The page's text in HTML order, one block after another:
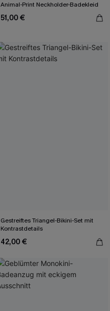
Animal-Print Neckholder-Badekleid
51,00 €
Gestreiftes Triangel-Bikini-Set mit
Kontrastdetails
42,00 €